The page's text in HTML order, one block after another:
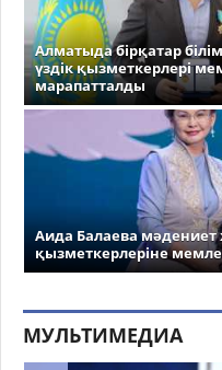
Алматыда бірқатар
үздік қызметкерлері
марапатталды
Аида Балаева
қызметкерлеріне
МУЛЬТИМЕДИА